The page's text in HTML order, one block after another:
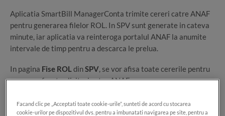
Aplicatia SmartBill ManagerConta trimite cereri catre ANAF
pentru generarea filelor ROL. In SPV sunt generate in cateva
minute, iar aplicatia va reinteroga portalul ANAF la anumite
intervale de timp pentru a descarca le prelua.
In pagina Fise ROLdinSPV, se vor afisa toate cererile pentru
care s-au facut solicitari catre ANAF.
Tabelul va avea urmatoarele coloane:
Facand clic pe „Acceptati toate cookie-urile”, sunteti de acord cu stocarea
cookie-urilor pe dispozitivul dvs. pentru a imbunatati navigarea pe site, pentru a